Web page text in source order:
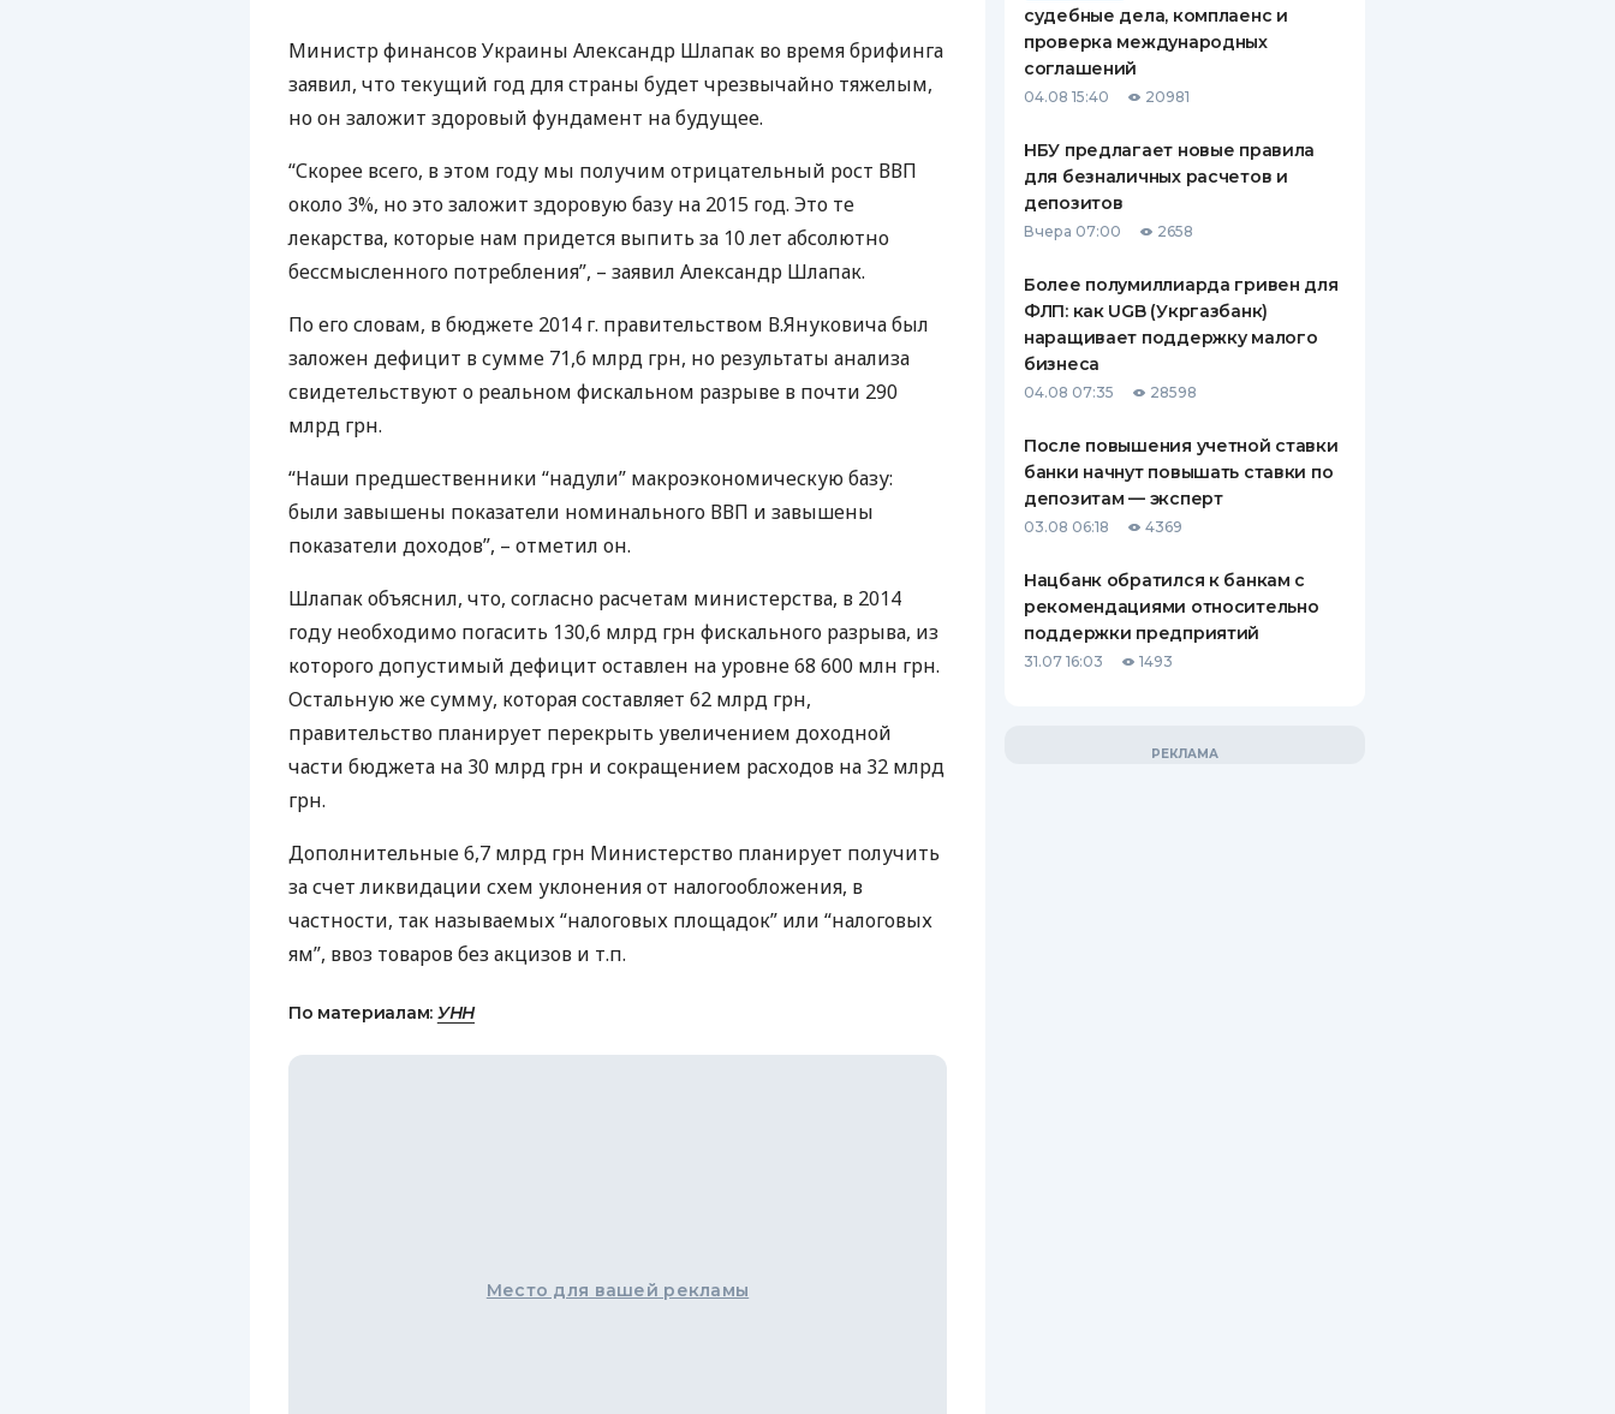
КЕШБЭКА
ПУТЕВОДИТЕЛИ ПО
СТРАХОВАНИЮ
СТРАХОВЫЕ КОМПАНИИ
ОТЗЫВЫ О СТРАХОВЫХ
КОМПАНИЯХ
ДОСТАВКА И ОПЛАТА
Министр финансов Украины Александр Шлапак во время брифинга
заявил, что текущий год для страны будет чрезвычайно тяжелым,
но он заложит здоровый фундамент на будущее.
“Скорее всего, в этом году мы получим отрицательный рост ВВП
около 3%, но это заложит здоровую базу на 2015 год. Это те
лекарства, которые нам придется выпить за 10 лет абсолютно
бессмысленного потребления”, – заявил Александр Шлапак.
По его словам, в бюджете 2014 г. правительством В.Януковича был
заложен дефицит в сумме 71,6 млрд грн, но результаты анализа
свидетельствуют о реальном фискальном разрыве в почти 290
млрд грн.
“Наши предшественники “надули” макроэкономическую базу:
были завышены показатели номинального ВВП и завышены
показатели доходов”, – отметил он.
Шлапак объяснил, что, согласно расчетам министерства, в 2014
году необходимо погасить 130,6 млрд грн фискального разрыва, из
которого допустимый дефицит оставлен на уровне 68 600 млн грн.
Остальную же сумму, которая составляет 62 млрд грн,
правительство планирует перекрыть увеличением доходной
части бюджета на 30 млрд грн и сокращением расходов на 32 млрд
грн.
Дополнительные 6,7 млрд грн Министерство планирует получить
за счет ликвидации схем уклонения от налогообложения, в
частности, так называемых “налоговых площадок” или “налоговых
ям”, ввоз товаров без акцизов и т.п.
По материалам: УНН
Место для вашей рекламы
судебные дела, комплаенс и
проверка международных
соглашений
04.08 15:40 20981
НБУ предлагает новые правила
для безналичных расчетов и
депозитов
Вчера 07:00 2658
Более полумиллиарда гривен для
ФЛП: как UGB (Укргазбанк)
наращивает поддержку малого
бизнеса
04.08 07:35 28598
После повышения учетной ставки
банки начнут повышать ставки по
депозитам — эксперт
03.08 06:18 4369
Нацбанк обратился к банкам с
рекомендациями относительно
поддержки предприятий
31.07 16:03 1493